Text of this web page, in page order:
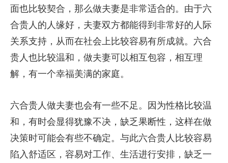
面也比较契合，那么做夫妻是非常适合的。由于六
合贵人的人缘好，夫妻双方都能得到非常好的人际
关系支持，从而在社会上比较容易有所成就。六合
贵人也比较温和，做夫妻可以相互包容，相互理
解，有一个幸福美满的家庭。
六合贵人做夫妻也会有一些不足。因为性格比较温
和，有时会显得犹豫不决，缺乏果断性，这样在做
决策时可能会有些不确定。与此六合贵人比较容易
陷入舒适区，容易对工作、生活进行安排，缺乏一